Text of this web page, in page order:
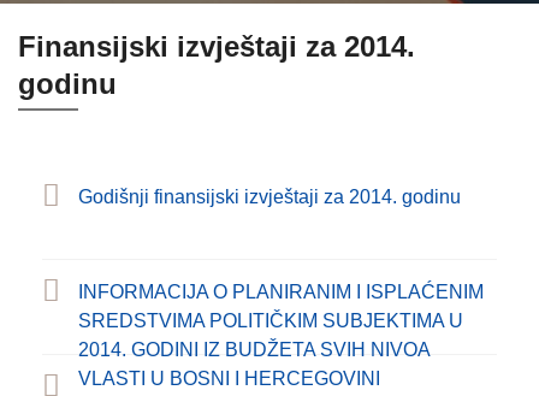
Finansijski izvještaji za 2014.
godinu
Godišnji finansijski izvještaji za 2014. godinu
INFORMACIJA O PLANIRANIM I ISPLAĆENIM
SREDSTVIMA POLITIČKIM SUBJEKTIMA U
2014. GODINI IZ BUDŽETA SVIH NIVOA
VLASTI U BOSNI I HERCEGOVINI